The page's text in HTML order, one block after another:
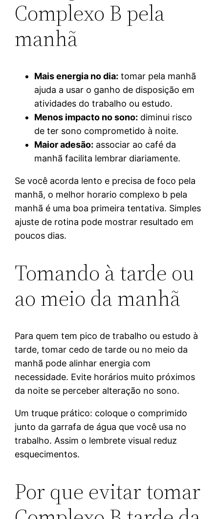
Complexo B pela
manhã
Mais energia no dia: tomar pela manhã
ajuda a usar o ganho de disposição em
atividades do trabalho ou estudo.
Menos impacto no sono: diminui risco
de ter sono comprometido à noite.
Maior adesão: associar ao café da
manhã facilita lembrar diariamente.
Se você acorda lento e precisa de foco pela
manhã, o melhor horario complexo b pela
manhã é uma boa primeira tentativa. Simples
ajuste de rotina pode mostrar resultado em
poucos dias.
Tomando à tarde ou
ao meio da manhã
Para quem tem pico de trabalho ou estudo à
tarde, tomar cedo de tarde ou no meio da
manhã pode alinhar energia com
necessidade. Evite horários muito próximos
da noite se perceber alteração no sono.
Um truque prático: coloque o comprimido
junto da garrafa de água que você usa no
trabalho. Assim o lembrete visual reduz
esquecimentos.
Por que evitar tomar